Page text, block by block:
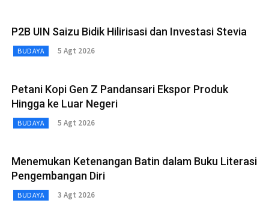
P2B UIN Saizu Bidik Hilirisasi dan Investasi Stevia
BUDAYA 5 Agt 2026
Petani Kopi Gen Z Pandansari Ekspor Produk
Hingga ke Luar Negeri
BUDAYA 5 Agt 2026
Menemukan Ketenangan Batin dalam Buku Literasi
Pengembangan Diri
BUDAYA 3 Agt 2026